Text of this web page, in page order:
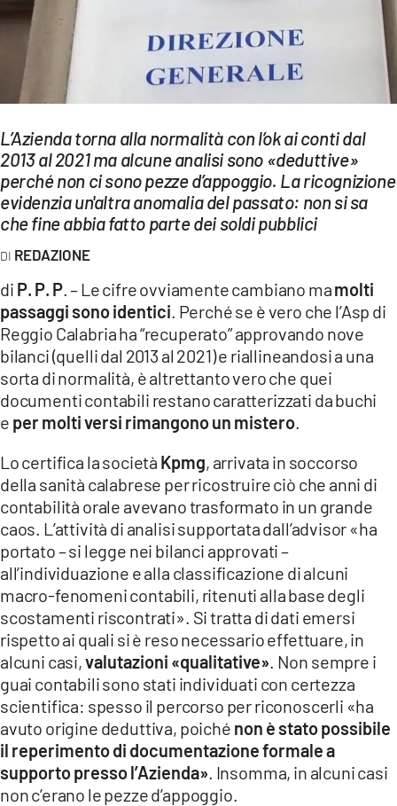
SPORT
Streaming
LAC NETWORK
LAC ONAIR
Network
LACPLAY.IT
LACTV.IT
LACONAIR.IT
LACITYMAG.IT
COSENZACHANNEL.IT
ILVIBONESE.IT
CATANZAROCHANNEL.IT
LACAPITALENEWS.IT
App
ANDROID
APPLE
L’Azienda torna alla normalità con l’ok ai conti dal
2013 al 2021 ma alcune analisi sono «deduttive»
perché non ci sono pezze d’appoggio. La ricognizione
evidenzia un'altra anomalia del passato: non si sa
che fine abbia fatto parte dei soldi pubblici
REDAZIONE
di P. P. P. – Le cifre ovviamente cambiano mamolti
passaggi sono identici . Perché se è vero che l’Asp di
Reggio Calabria ha “recuperato” approvando nove
bilanci (quelli dal 2013 al 2021) e riallineandosi a una
sorta di normalità, è altrettanto vero che quei
documenti contabili restano caratterizzati da buchi
e per molti versi rimangono un mistero.
Lo certifica la società Kpmg, arrivata in soccorso
della sanità calabrese per ricostruire ciò che anni di
contabilità orale avevano trasformato in un grande
caos. L’attività di analisi supportata dall’advisor «ha
portato – si legge nei bilanci approvati –
all’individuazione e alla classificazione di alcuni
macro-fenomeni contabili, ritenuti alla base degli
scostamenti riscontrati». Si tratta di dati emersi
rispetto ai quali si è reso necessario effettuare, in
alcuni casi,valutazioni «qualitative». Non sempre i
guai contabili sono stati individuati con certezza
scientifica: spesso il percorso per riconoscerli «ha
avuto origine deduttiva, poiché non è stato possibile
il reperimento di documentazione formale a
supporto presso l’Azienda» . Insomma, in alcuni casi
non c’erano le pezze d’appoggio.